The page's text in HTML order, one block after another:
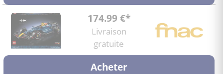
174.99 €*
Livraison
gratuite
Acheter